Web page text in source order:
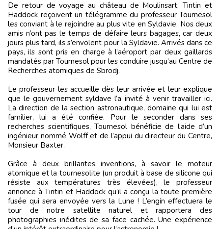
De retour de voyage au château de Moulinsart, Tintin et
Haddock reçoivent un télégramme du professeur Tournesol
les conviant à le rejoindre au plus vite en Syldavie. Nos deux
amis n’ont pas le temps de défaire leurs bagages, car deux
jours plus tard, ils s’envolent pour la Syldavie. Arrivés dans ce
pays, ils sont pris en charge à l’aéroport par deux gaillards
mandatés par Tournesol pour les conduire jusqu’au Centre de
Recherches atomiques de Sbrodj.
Le professeur les accueille dès leur arrivée et leur explique
que le gouvernement syldave l’a invité à venir travailler ici.
La direction de la section astronautique, domaine qui lui est
familier, lui a été confiée. Pour le seconder dans ses
recherches scientifiques, Tournesol bénéficie de l’aide d’un
ingénieur nommé Wolff et de l’appui du directeur du Centre,
Monsieur Baxter.
Grâce à deux brillantes inventions, à savoir le moteur
atomique et la tournesolite (un produit à base de silicone qui
résiste aux températures très élevées), le professeur
annonce à Tintin et Haddock qu’il a conçu la toute première
fusée qui sera envoyée vers la Lune ! L’engin effectuera le
tour de notre satellite naturel et rapportera des
photographies inédites de sa face cachée. Une expérience